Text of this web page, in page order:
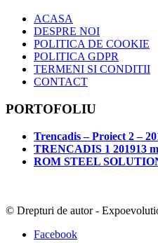
ACASA
DESPRE NOI
POLITICA DE COOKIE
POLITICA GDPR
TERMENI SI CONDITII
CONTACT
PORTOFOLIU
Trencadis – Proiect 2 –
TRENCADIS 1 201913
ROM STEEL
© Drepturi de autor -
Facebook